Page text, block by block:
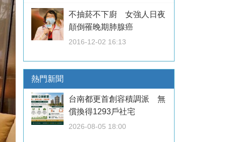
不抽菸不下廚 女強人日夜
顛倒罹晚期肺腺癌
2016-12-02 16:13
熱門新聞
台南都更首創容積調派 無
償換得1293戶社宅
2026-08-05 18:00